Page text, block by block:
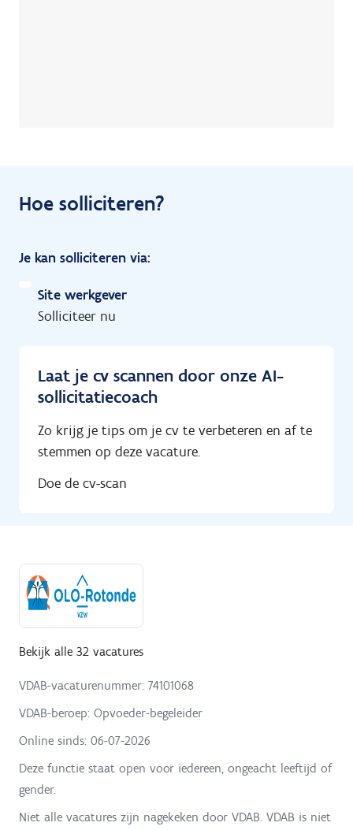
Hoe solliciteren?
Je kan solliciteren via:
Site werkgever
Solliciteer nu
Laat je cv scannen door onze AI-
sollicitatiecoach
Zo krijg je tips om je cv te verbeteren en af te
stemmen op deze vacature.
Doe de cv-scan
Bekijk alle 32 vacatures
VDAB-vacaturenummer: 74101068
VDAB-beroep: Opvoeder-begeleider
Online sinds: 06-07-2026
Deze functie staat open voor iedereen, ongeacht leeftijd of
gender.
Niet alle vacatures zijn nagekeken door VDAB. VDAB is niet